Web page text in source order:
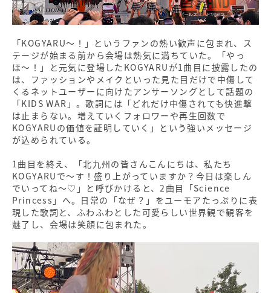
「KOGYARU〜！」というファンの熱い歓声に包まれ、ス
テージが始まる前から会場は熱気に満ちていた。「やっ
ほ〜！」と元気に登場したKOGYARUが1曲目に披露したの
は、ファッションやメイクといった見た目だけで中傷して
くるネットユーザーに向けたアンサーソングとして話題の
「KIDS WAR」。歌詞には「どれだけ中傷されても快進撃
は止まらない。増えていくフォロワーや再生回数で
KOGYARUの価値を証明していく」という強いメッセージ
が込められている。
1曲目を終え、「北九州の皆さんこんにちは、私たち
KOGYARUで〜す！盛り上がっていますか？今日は楽しん
でいってね〜♡」と呼びかけると、2曲目「Science
Princess」へ。日常の「なぜ？」をユーモアたっぷりに表
現した歌詞と、ふわふわとした可愛らしい世界観で観客を
魅了し、会場は笑顔に包まれた。